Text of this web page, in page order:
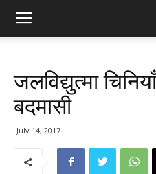
जलविद्युत्मा
बदमासी
July 14, 2017